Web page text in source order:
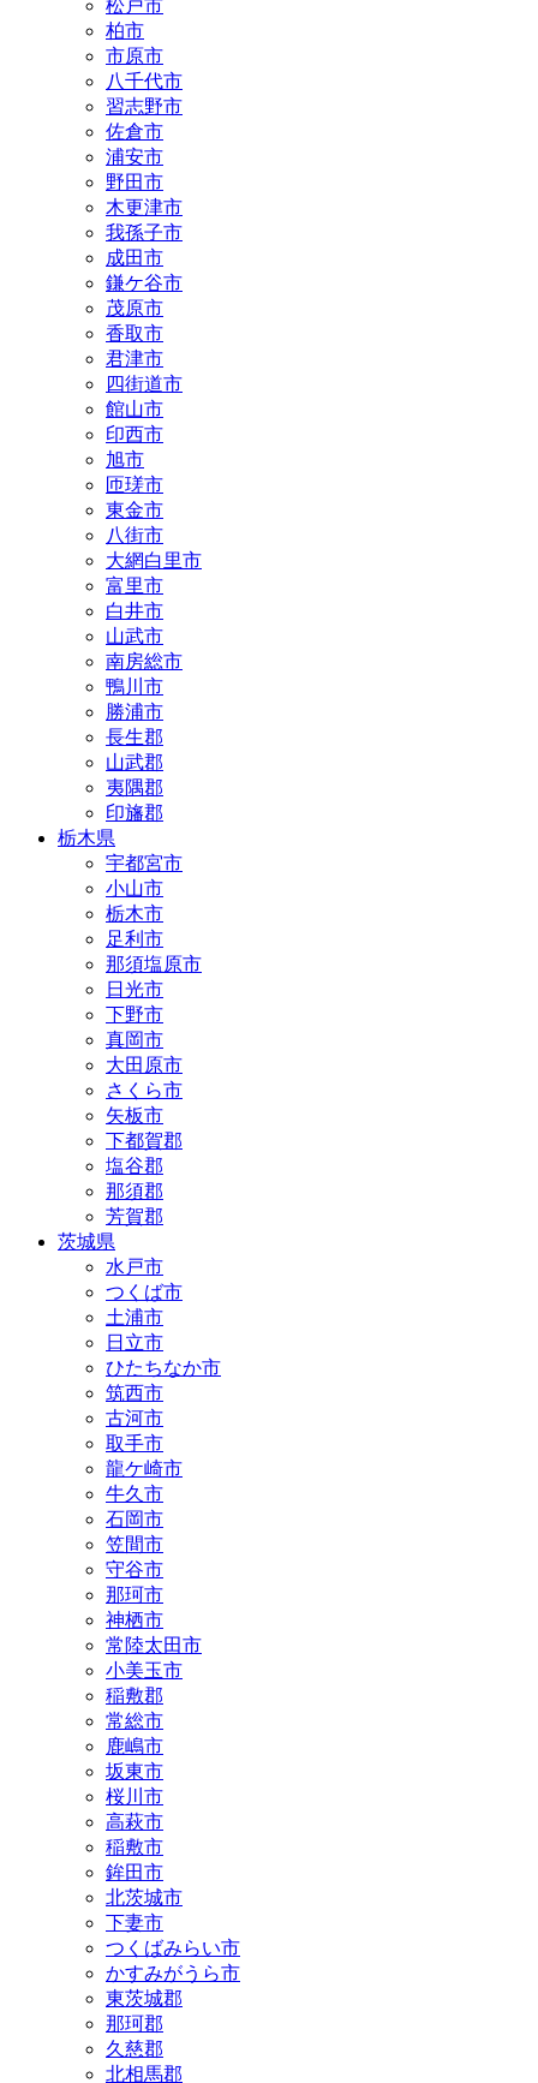
松戸市
柏市
市原市
八千代市
習志野市
佐倉市
浦安市
野田市
木更津市
我孫子市
成田市
鎌ケ谷市
茂原市
香取市
君津市
四街道市
館山市
印西市
旭市
匝瑳市
東金市
八街市
大網白里市
富里市
白井市
山武市
南房総市
鴨川市
勝浦市
長生郡
山武郡
夷隅郡
印旛郡
栃木県
宇都宮市
小山市
栃木市
足利市
那須塩原市
日光市
下野市
真岡市
大田原市
さくら市
矢板市
下都賀郡
塩谷郡
那須郡
芳賀郡
茨城県
水戸市
つくば市
土浦市
日立市
ひたちなか市
筑西市
古河市
取手市
龍ケ崎市
牛久市
石岡市
笠間市
守谷市
那珂市
神栖市
常陸太田市
小美玉市
稲敷郡
常総市
鹿嶋市
坂東市
桜川市
高萩市
稲敷市
鉾田市
北茨城市
下妻市
つくばみらい市
かすみがうら市
東茨城郡
那珂郡
久慈郡
北相馬郡